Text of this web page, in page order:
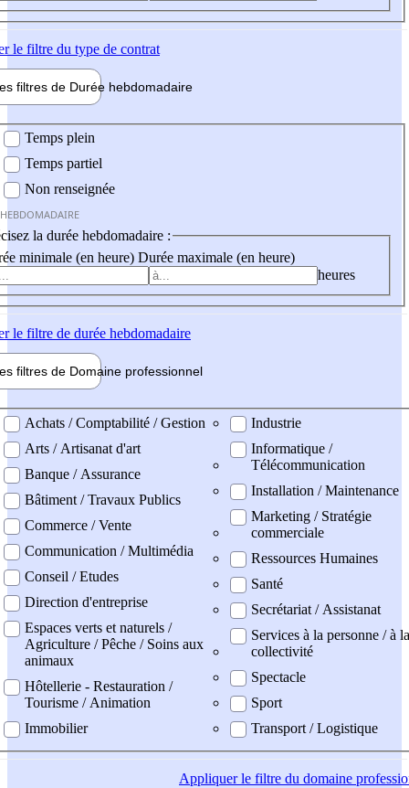
le filtre du type de contrat
filtres de Durée hebdomadaire
Temps plein
Temps partiel
Non renseignée
la durée hebdomadaire :
minimale (en heure) Durée maximale (en heure)
heures
le filtre de durée hebdomadaire
filtres de Domaine professionnel
professionel
Achats / Comptabilité / Gestion
Arts / Artisanat d'art
Banque / Assurance
Bâtiment / Travaux Publics
Commerce / Vente
Communication / Multimédia
Conseil / Etudes
Direction d'entreprise
Espaces verts et naturels /
Agriculture / Pêche / Soins aux
animaux
Hôtellerie - Restauration /
Tourisme / Animation
Immobilier
Industrie
Informatique /
Télécommunication
Installation / Maintenance
Marketing / Stratégie
commerciale
Ressources Humaines
Santé
Secrétariat / Assistanat
Services à la personne / à la
collectivité
Spectacle
Sport
Transport / Logistique
Appliquerle filtre du domaine